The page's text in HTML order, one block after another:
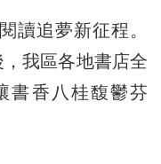
追夢新征程。
我區各地書店全
書香八桂馥鬱芬